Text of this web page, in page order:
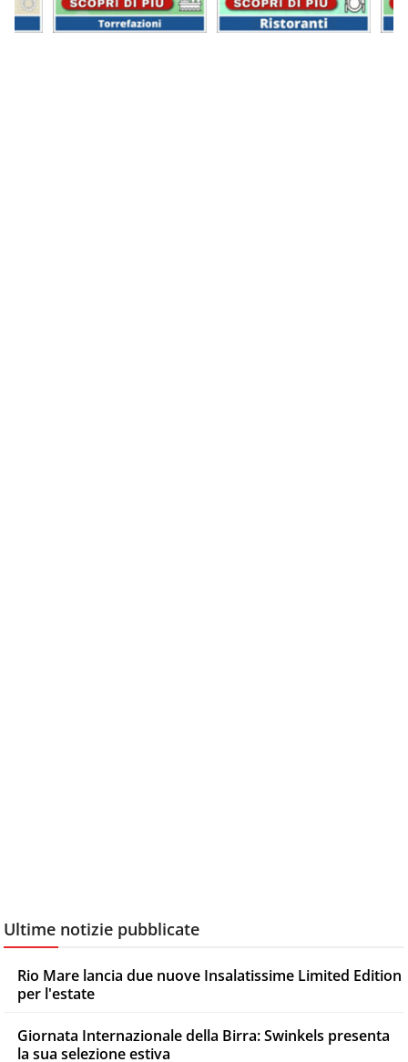
Ultime notizie pubblicate
Rio Mare lancia due nuove Insalatissime Limited Edition
per l'estate
Giornata Internazionale della Birra: Swinkels presenta
la sua selezione estiva